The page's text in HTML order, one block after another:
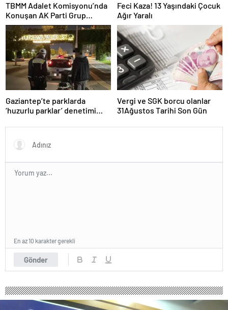
TBMM Adalet Komisyonu’nda
Konuşan AK Parti Grup
Başkanvekili Abdulhamit Gül:
“Kanun Teklifi Milletimizin
Teklifidir”
Feci Kaza! 13 Yaşındaki Çocuk
Ağır Yaralı
Gaziantep’te parklarda
‘huzurlu parklar’ denetimi
Vergi ve SGK borcu olanlar
31Ağustos Tarihi Son Gün
Gönder
En az 10 karakter gerekli